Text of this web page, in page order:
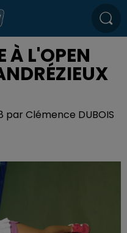
À L'OPEN
par Clémence DUBOIS